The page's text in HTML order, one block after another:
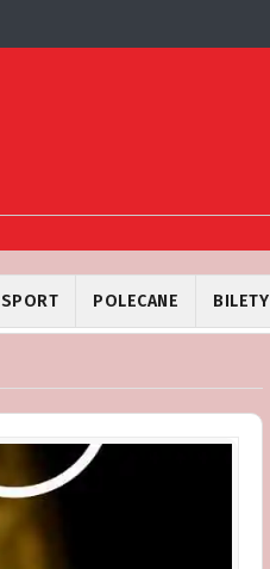
SPORT POLECANE BILETY